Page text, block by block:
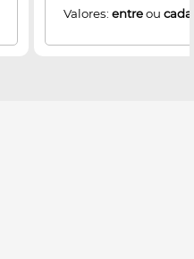
Valores: entreou